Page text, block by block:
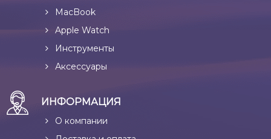
MacBook
Apple Watch
Инструменты
Аксессуары
ИНФОРМАЦИЯ
О компании